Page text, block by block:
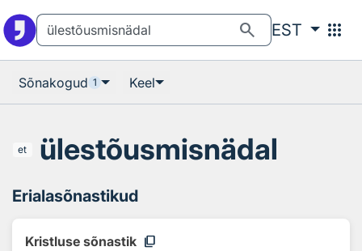
search EST apps
Sõnakogud 1 Keel
et ülestõusmisnädal
Erialasõnastikud
Kristluse sõnastik content_copy